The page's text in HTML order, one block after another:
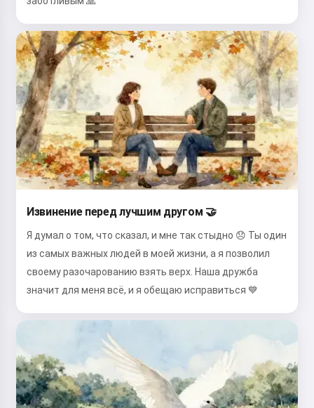
Извинение перед лучшим другом 🤝
Я думал о том, что сказал, и мне так стыдно 😞 Ты один
из самых важных людей в моей жизни, а я позволил
своему разочарованию взять верх. Наша дружба
значит для меня всё, и я обещаю исправиться 💙